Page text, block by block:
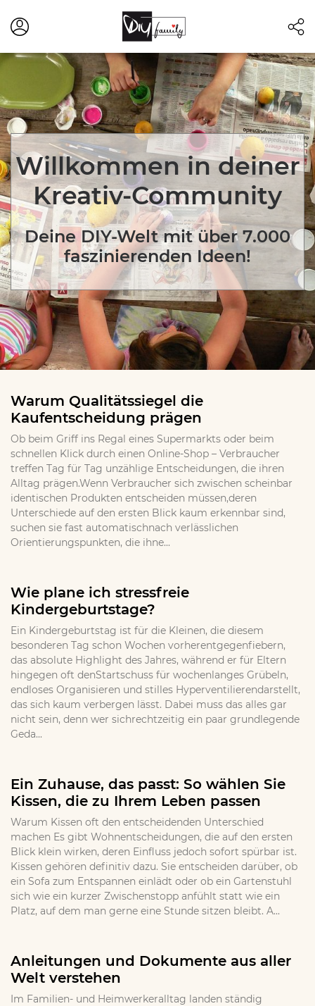
Willkommen in deiner
Kreativ-Community
Deine DIY-Welt mit über 7.000
faszinierenden Ideen!
Warum Qualitätssiegel die
Kaufentscheidung prägen
Ob beim Griff ins Regal eines Supermarkts oder beim
schnellen Klick durch einen Online-Shop – Verbraucher
treffen Tag für Tag unzählige Entscheidungen, die ihren
Alltag prägen.Wenn Verbraucher sich zwischen scheinbar
identischen Produkten entscheiden müssen,deren
Unterschiede auf den ersten Blick kaum erkennbar sind,
suchen sie fast automatischnach verlässlichen
Orientierungspunkten, die ihne...
Wie plane ich stressfreie
Kindergeburtstage?
Ein Kindergeburtstag ist für die Kleinen, die diesem
besonderen Tag schon Wochen vorherentgegenfiebern,
das absolute Highlight des Jahres, während er für Eltern
hingegen oft denStartschuss für wochenlanges Grübeln,
endloses Organisieren und stilles Hyperventilierendarstellt,
das sich kaum verbergen lässt. Dabei muss das alles gar
nicht sein, denn wer sichrechtzeitig ein paar grundlegende
Geda...
Ein Zuhause, das passt: So wählen Sie
Kissen, die zu Ihrem Leben passen
Warum Kissen oft den entscheidenden Unterschied
machen Es gibt Wohnentscheidungen, die auf den ersten
Blick klein wirken, deren Einfluss jedoch sofort spürbar ist.
Kissen gehören definitiv dazu. Sie entscheiden darüber, ob
ein Sofa zum Entspannen einlädt oder ob ein Gartenstuhl
sich wie ein kurzer Zwischenstopp anfühlt statt wie ein
Platz, auf dem man gerne eine Stunde sitzen bleibt. A...
Anleitungen und Dokumente aus aller
Welt verstehen
Im Familien- und Heimwerkeralltag landen ständig